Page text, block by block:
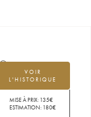
VOIR
L'HISTORIQUE
MISE À PRIX: 135€
ESTIMATION: 180€